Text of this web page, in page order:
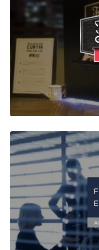
Back-
Front-
FIALDINI
Front-